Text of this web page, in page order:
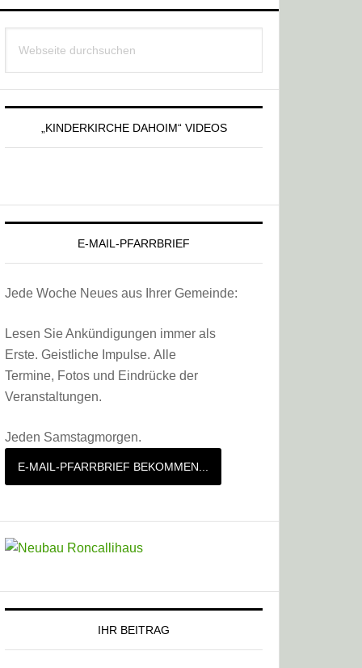
Haupt-
Sidebar
durchsuchen
„KINDERKIRCHE DAHOIM“ VIDEOS
E-MAIL-PFARRBRIEF
Jede Woche Neues aus Ihrer Gemeinde:
Lesen Sie Ankündigungen immer als
Erste. Geistliche Impulse. Alle
Termine, Fotos und Eindrücke der
Veranstaltungen.
Jeden Samstagmorgen.
E-MAIL-PFARRBRIEF BEKOMMEN...
IHR BEITRAG